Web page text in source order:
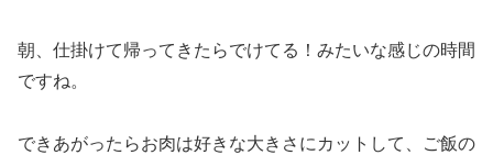
朝、仕掛けて帰ってきたらでけてる！みたいな感じの時間
ですね。
できあがったらお肉は好きな大きさにカットして、ご飯の